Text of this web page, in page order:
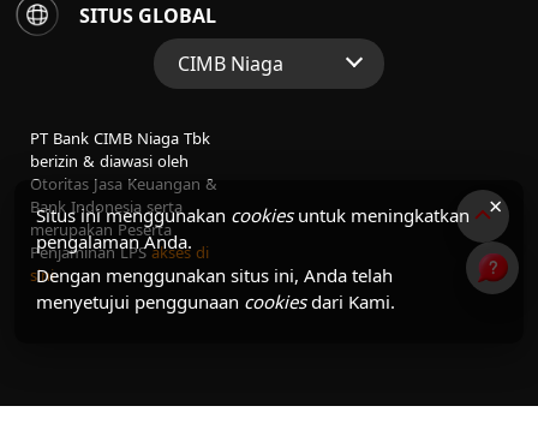
×
Situs ini menggunakan cookiesuntuk meningkatkan
pengalaman Anda.
Dengan menggunakan situs ini, Anda telah
menyetujui penggunaan cookiesdari Kami.
SITUS GLOBAL
CIMB Niaga
Perbankan Konsumen
Perbankan Syariah
PT Bank CIMB Niaga Tbk
berizin & diawasi oleh
Otoritas Jasa Keuangan &
Bank Indonesia serta
merupakan Peserta
Penjaminan LPSakses di
sini